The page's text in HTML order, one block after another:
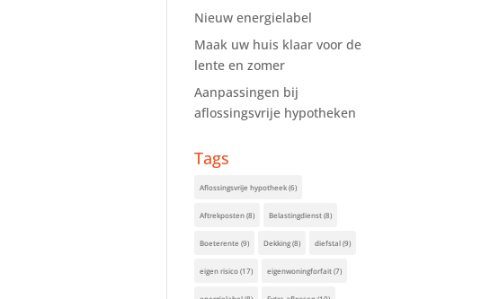
Nieuw energielabel
Maak uw huis klaar voor de
lente en zomer
Aanpassingen bij
aflossingsvrije hypotheken
Tags
Aflossingsvrije hypotheek(6)
Aftrekposten(8) Belastingdienst(8)
Boeterente (9) Dekking(8) diefstal(9)
eigen risico(17) eigenwoningforfait(7)